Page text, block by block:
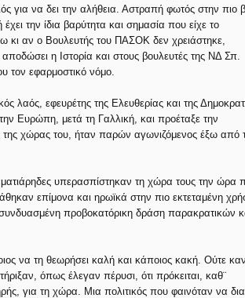
για να δει την αλήθεια. Αστραπή φωτός στην πιο
την ίδια βαρύτητα και σημασία που είχε το
κι αν ο Βουλευτής του ΠΑΣΟΚ δεν χρειάστηκε,
η Ιστορία και στους βουλευτές της ΝΔ Σπ.
τον εφαρμοστικό νόμο.
λαός, εφευρέτης της Ελευθερίας και της
Ευρώπη, μετά τη Γαλλική, και προέταξε την
της χώρας του, ήταν παρών αγωνιζόμενος έξω από
υπερασπίστηκαν τη χώρα τους την ώρα
επίμονα και ηρωϊκά στην πιο εκτεταμένη
συνδυασμένη προβοκατόρικη δράση παρακρατικών
να τη θεωρήσει καλή και κάποιος κακή. Ούτε
όπως έλεγαν πέρυσι, ότι πρόκειται, καθ¨
για τη χώρα. Μια πολιτικός που φαινόταν να